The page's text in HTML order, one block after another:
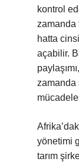
kontrol
zamanda
hatta
açabilir.
zamanda
yönetimi
tarım